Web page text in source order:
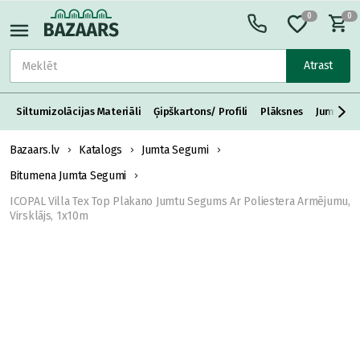
Atrast
0 0
Siltumizolācijas Materiāli Ģipškartons/ Profili Plāksnes Jumta
Bazaars.lv Katalogs
Jumta Segumi
Bitumena Jumta Segumi
ICOPAL Villa Tex Top Plakano Jumtu Segums Ar Poliestera Armējumu,
Virsklājs, 1x10m